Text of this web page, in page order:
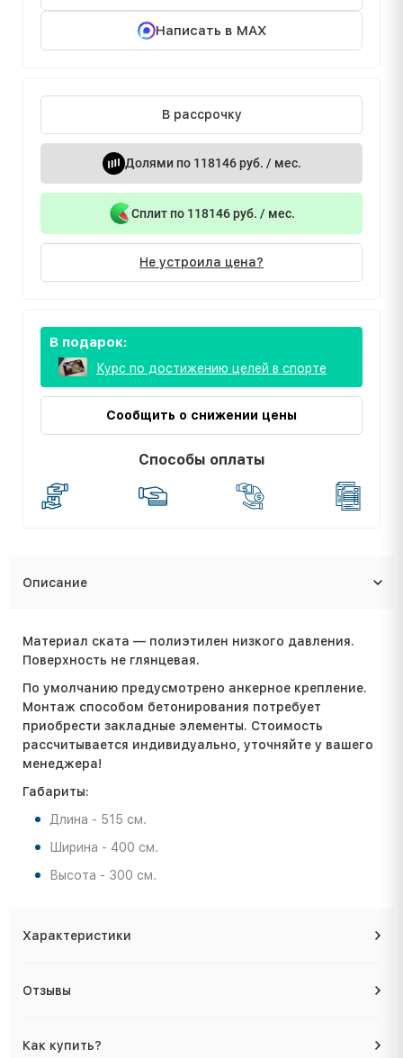
Написать в MAX
В рассрочку
Долями по 118146 руб. / мес.
Сплит по 118146 руб. / мес.
Не устроила цена?
В подарок:
Курс по достижению целей в спорте
Сообщить о снижении цены
Способы оплаты
Описание
Материал ската — полиэтилен низкого давления.
Поверхность не глянцевая.
По умолчанию предусмотрено анкерное крепление.
Монтаж способом бетонирования потребует
приобрести закладные элементы. Стоимость
расcчитывается индивидуально, уточняйте у вашего
менеджера!
Габариты:
Длина - 515 см.
Ширина - 400 см.
Высота - 300 см.
Характеристики
Отзывы
Как купить?